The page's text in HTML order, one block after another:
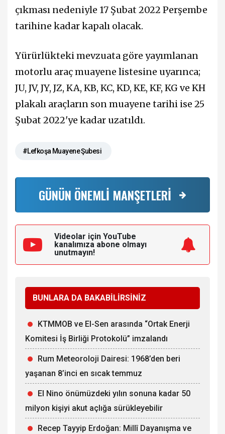
çıkması nedeniyle 17 Şubat 2022 Perşembe
tarihine kadar kapalı olacak.
Yürürlükteki mevzuata göre yayımlanan
motorlu araç muayene listesine uyarınca;
JU, JV, JY, JZ, KA, KB, KC, KD, KE, KF, KG ve KH
plakalı araçların son muayene tarihi ise 25
Şubat 2022'ye kadar uzatıldı.
#Lefkoşa Muayene Şubesi
GÜNÜN ÖNEMLİ MANŞETLERİ
Videolar için YouTube
kanalımıza abone olmayı
unutmayın!
BUNLARA DA BAKABİLİRSİNİZ
KTMMOB ve El-Sen arasında “Ortak Enerji
Komitesi İş Birliği Protokolü” imzalandı
Rum Meteoroloji Dairesi: 1968’den beri
yaşanan 8’inci en sıcak temmuz
El Nino önümüzdeki yılın sonuna kadar 50
milyon kişiyi akut açlığa sürükleyebilir
Recep Tayyip Erdoğan: Millî Dayanışma ve